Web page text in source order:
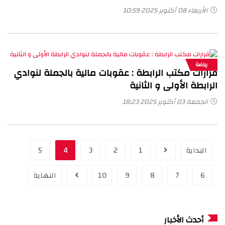
الأربعاء 08 أكتوبر 2025 10:59
رياضة
قرارات مكتب الرابطة : عقوبات مالية بالجملة لنوادي
الرابطة الأولى و الثانية
الجمعة 03 أكتوبر 2025 18:23
البداية 1
2
3
4
5
6
7
8
9
10 النهاية
أحدث الأخبار